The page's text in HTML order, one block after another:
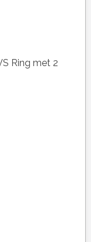
Ring met 2